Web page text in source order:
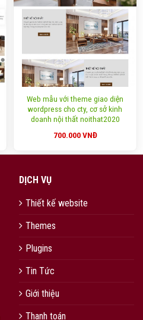
Web mẫu với theme giao diện
wordpress cho cty, cơ sở kinh
doanh nội thất noithat2020
700.000VNĐ
DỊCH VỤ
Thiết kế website
Themes
Plugins
Tin Tức
Giới thiệu
Thanh toán